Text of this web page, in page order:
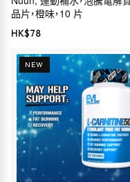
品片，橙味，10 片
HK$78
NEW